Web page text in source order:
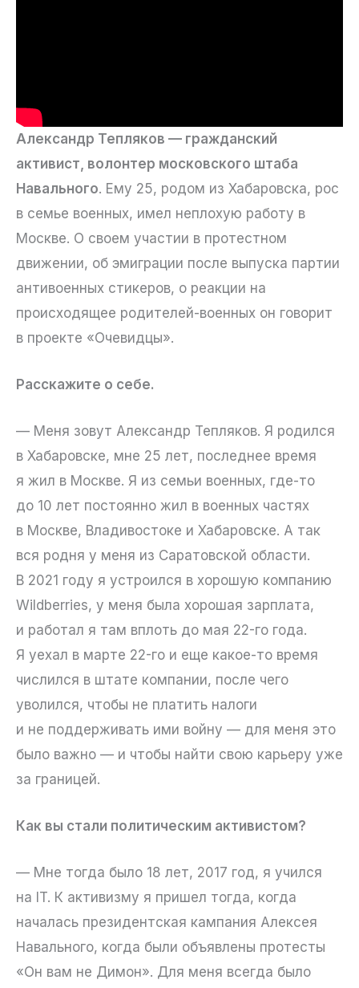
Александр Тепляков — гражданский
активист, волонтер московского штаба
Навального. Ему 25, родом из Хабаровска, рос
в семье военных, имел неплохую работу в
Москве. О своем участии в протестном
движении, об эмиграции после выпуска партии
антивоенных стикеров, о реакции на
происходящее родителей-военных он говорит
в проекте «Очевидцы».
Расскажите о себе.
— Меня зовут Александр Тепляков. Я родился
в Хабаровске, мне 25 лет, последнее время
я жил в Москве. Я из семьи военных, где-то
до 10 лет постоянно жил в военных частях
в Москве, Владивостоке и Хабаровске. А так
вся родня у меня из Саратовской области.
В 2021 году я устроился в хорошую компанию
Wildberries, у меня была хорошая зарплата,
и работал я там вплоть до мая 22-го года.
Я уехал в марте 22-го и еще какое-то время
числился в штате компании, после чего
уволился, чтобы не платить налоги
и не поддерживать ими войну — для меня это
было важно — и чтобы найти свою карьеру уже
за границей.
Как вы стали политическим активистом?
— Мне тогда было 18 лет, 2017 год, я учился
на IT. К активизму я пришел тогда, когда
началась президентская кампания Алексея
Навального, когда были объявлены протесты
«Он вам не Димон». Для меня всегда было